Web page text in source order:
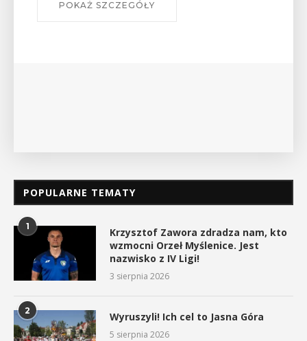
POPULARNE TEMATY
1
Krzysztof Zawora zdradza nam, kto
wzmocni Orzeł Myślenice. Jest
nazwisko z IV Ligi!
3 sierpnia 2026
2 Wyruszyli! Ich cel to Jasna Góra
5 sierpnia 2026